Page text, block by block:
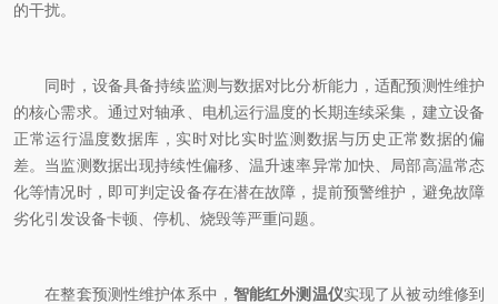
的干扰。
同时，设备具备持续监测与数据对比分析能力，适配预测性维护
的核心需求。通过对轴承、电机运行温度的长期连续采集，建立设备
正常运行温度数据库，实时对比实时监测数据与历史正常数据的偏
差。当监测数据出现持续性偏移、温升速率异常加快、局部高温常态
化等情况时，即可判定设备存在潜在故障，提前预警维护，避免故障
劣化引发设备卡顿、停机、烧毁等严重问题。
在整套预测性维护体系中， 智能红外测温仪实现了从被动维修到